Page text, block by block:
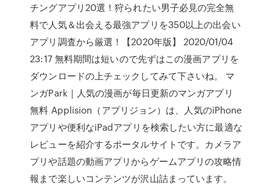
チングアプリ20選！狩られたい男子必見の完全無
料で人気＆出会える最強アプリを350以上の出会い
アプリ調査から厳選！【2020年版】 2020/01/04
23:17 無料期間は短いので先ずはこの漫画アプリを
ダウンロードの上チェックしてみて下さいね。 マ
ンガPark｜人気の漫画が毎日更新のマンガアプリ
無料 Applision（アプリジョン）は、人気のiPhone
アプリや便利なiPadアプリを検索したい方に最適な
レビューを紹介するポータルサイトです。カメラア
プリや話題の動画アプリからゲームアプリの攻略情
報まで楽しいコンテンツが沢山詰まっています。